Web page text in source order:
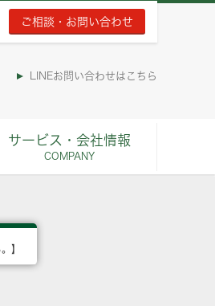
ご相談・お問い合わせ
LINEお問い合わせはこちら
サービス・会社情報
COMPANY
】